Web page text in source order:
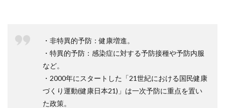
・非特異的予防：健康増進。
・特異的予防：感染症に対する予防接種や予防内服
など。
・2000年にスタートした「21世紀における国民健康
づくり運動(健康日本21)」は一次予防に重点を置い
た政策。